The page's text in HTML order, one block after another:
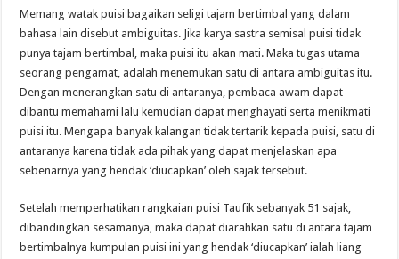
Memang watak puisi bagaikan seligi tajam bertimbal yang dalam
bahasa lain disebut ambiguitas. Jika karya sastra semisal puisi tidak
punya tajam bertimbal, maka puisi itu akan mati. Maka tugas utama
seorang pengamat, adalah menemukan satu di antara ambiguitas itu.
Dengan menerangkan satu di antaranya, pembaca awam dapat
dibantu memahami lalu kemudian dapat menghayati serta menikmati
puisi itu. Mengapa banyak kalangan tidak tertarik kepada puisi, satu di
antaranya karena tidak ada pihak yang dapat menjelaskan apa
sebenarnya yang hendak ‘diucapkan’ oleh sajak tersebut.
Setelah memperhatikan rangkaian puisi Taufik sebanyak 51 sajak,
dibandingkan sesamanya, maka dapat diarahkan satu di antara tajam
bertimbalnya kumpulan puisi ini yang hendak ‘diucapkan’ ialah liang